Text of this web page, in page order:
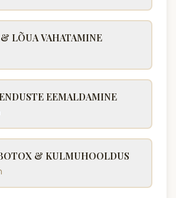
LÕUA VAHATAMINE
EEMALDAMINE
& KULMUHOOLDUS